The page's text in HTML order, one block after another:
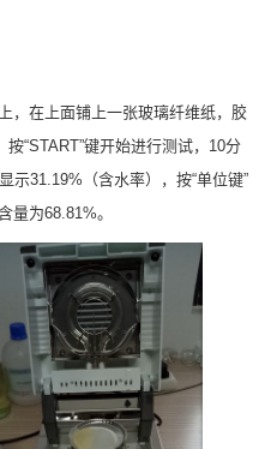
，在上面铺上一张玻璃纤维纸，胶
“START”键开始进行测试，10分
示31.19%（含水率），按“单位键”
量为68.81%。